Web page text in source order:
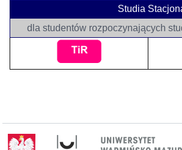
Studia
dla studentów rozpoczynających